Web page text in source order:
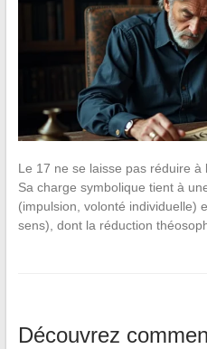
Le 17 ne se laisse pas réduire
Sa charge symbolique tient à
(impulsion, volonté individuelle)
sens), dont la réduction
Découvrez